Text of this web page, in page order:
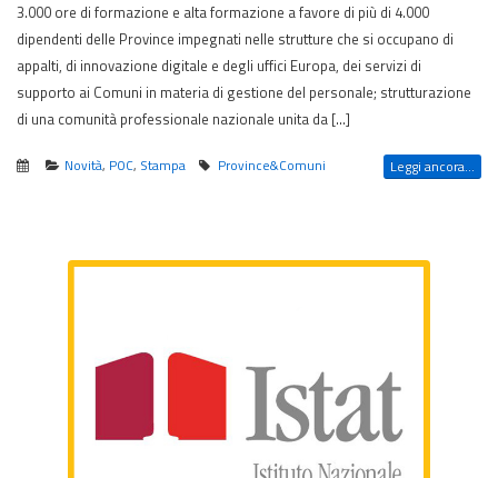
3.000 ore di formazione e alta formazione a favore di più di 4.000
dipendenti delle Province impegnati nelle strutture che si occupano di
appalti, di innovazione digitale e degli uffici Europa, dei servizi di
supporto ai Comuni in materia di gestione del personale; strutturazione
di una comunità professionale nazionale unita da […]
Novità, POC, Stampa Province&Comuni Leggi ancora...